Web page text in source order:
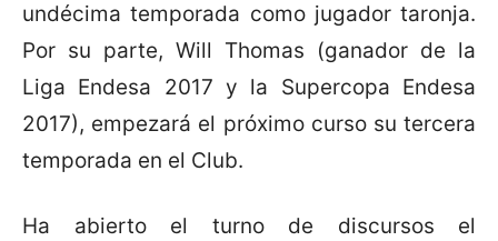
undécima temporada como jugador taronja.
Por su parte, Will Thomas (ganador de la
Liga Endesa 2017 y la Supercopa Endesa
2017), empezará el próximo curso su tercera
temporada en el Club.
Ha abierto el turno de discursos el